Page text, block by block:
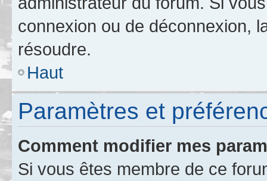
connexion ou de déconnexion,
résoudre.
Haut
Paramètres et
Comment modifier mes
Si vous êtes membre de ce